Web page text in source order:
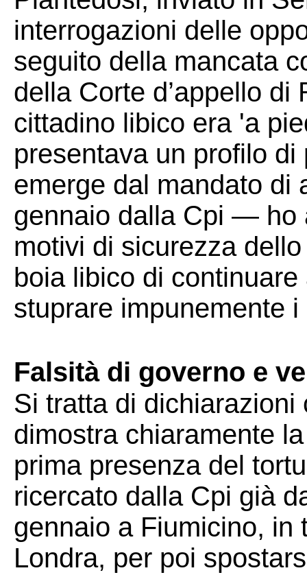
interrogazioni delle
seguito della mancata
della Corte d’appello
cittadino libico era 'a
presentava un profilo
emerge dal mandato di
gennaio dalla Cpi — ho
motivi di sicurezza
boia libico di
stuprare impunemente i
Falsità di governo e
Si tratta di
dimostra chiaramente
prima presenza del
ricercato dalla Cpi già
gennaio a Fiumicino, in
Londra, per poi